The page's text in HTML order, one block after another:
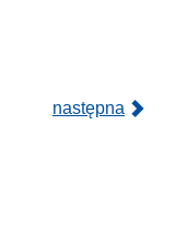
następna